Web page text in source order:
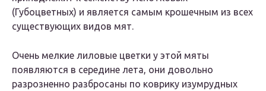
(Губоцветных) и является самым крошечным из всех
существующих видов мят.
Очень мелкие лиловые цветки у этой мяты
появляются в середине лета, они довольно
разрозненно разбросаны по коврику изумрудных